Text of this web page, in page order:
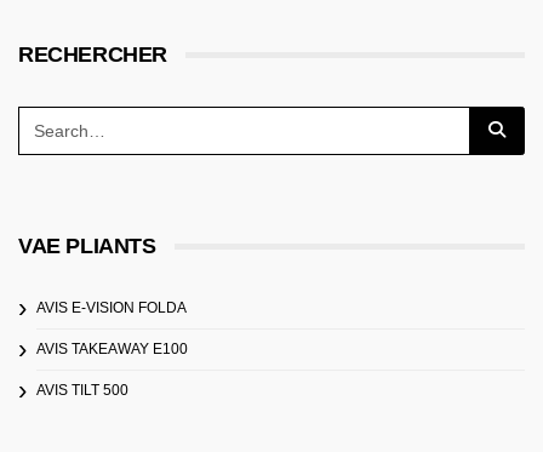
RECHERCHER
VAE PLIANTS
AVIS E-VISION FOLDA
AVIS TAKEAWAY E100
AVIS TILT 500